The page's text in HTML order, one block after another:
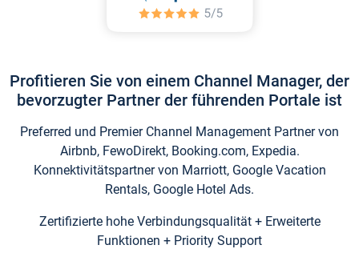
Profitieren Sie von einem Channel Manager, der
bevorzugter Partner der führenden Portale ist
Preferred und Premier Channel Management Partner von
Airbnb, FewoDirekt, Booking.com, Expedia.
Konnektivitätspartner von Marriott, Google Vacation
Rentals, Google Hotel Ads.
Zertifizierte hohe Verbindungsqualität + Erweiterte
Funktionen + Priority Support